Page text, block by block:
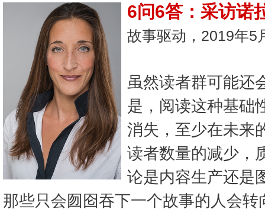
6问6答：采访诺
故事驱动，2019年5
虽然读者群可能还
是，阅读这种基础
消失，至少在未来
读者数量的减少，
论是内容生产还是
那些只会囫囵吞下一个故事的人会